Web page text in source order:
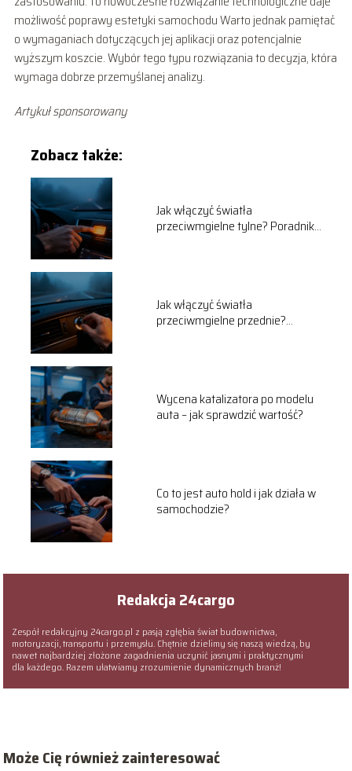
możliwość poprawy estetyki samochodu Warto jednak pamiętać
o wymaganiach dotyczących jej aplikacji oraz potencjalnie
wyższym koszcie. Wybór tego typu rozwiązania to decyzja, która
wymaga dobrze przemyślanej analizy.
Artykuł sponsorowany
Zobacz także:
Jak włączyć światła
przeciwmgielne tylne? Poradnik
Jak włączyć światła
przeciwmgielne przednie?
Wycena katalizatora po modelu
auta – jak sprawdzić wartość?
Co to jest auto hold i jak działa w
samochodzie?
Redakcja 24cargo
Zespół redakcyjny 24cargo.pl z pasją zgłębia świat budownictwa,
motoryzacji, transportu i przemysłu. Chętnie dzielimy się naszą wiedzą, by
nawet najbardziej złożone zagadnienia uczynić jasnymi i praktycznymi
dla każdego. Razem ułatwiamy zrozumienie dynamicznych branż!
Może Cię również zainteresować